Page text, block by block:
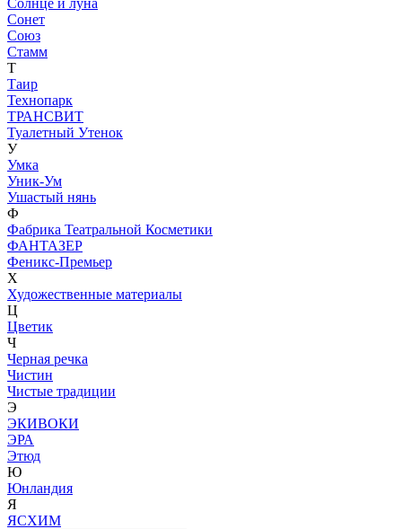
Солнце и луна
Сонет
Союз
Стамм
Т
Таир
Технопарк
ТРАНСВИТ
Туалетный Утенок
У
Умка
Уник-Ум
Ушастый нянь
Ф
Фабрика Театральной Косметики
ФАНТАЗЕР
Феникс-Премьер
Х
Художественные материалы
Ц
Цветик
Ч
Черная речка
Чистин
Чистые традиции
Э
ЭКИВОКИ
ЭРА
Этюд
Ю
Юнландия
Я
ЯСХИМ